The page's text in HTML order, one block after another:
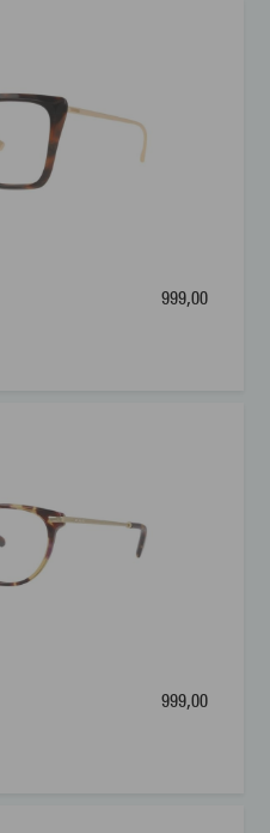
999,00
999,00